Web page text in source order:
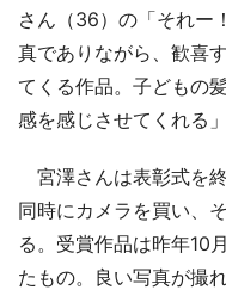
さん（36）の「それー
真でありながら、歓喜
てくる作品。子どもの
感を感じさせてくれる
宮澤さんは表彰式を
同時にカメラを買い、
る。受賞作品は昨年10
たもの。良い写真が撮